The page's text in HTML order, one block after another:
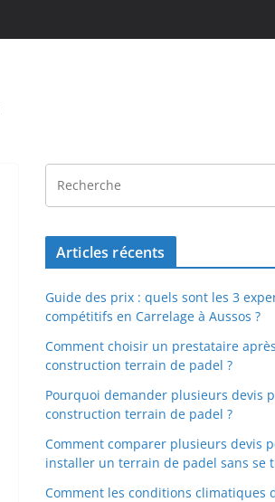
Articles récents
Guide des prix : quels sont les 3
compétitifs en Carrelage à Aussos ?
Comment choisir un prestataire
construction terrain de padel ?
Pourquoi demander plusieurs devis
construction terrain de padel ?
Comment comparer plusieurs devis
installer un terrain de padel sans se
Comment les conditions climatiques